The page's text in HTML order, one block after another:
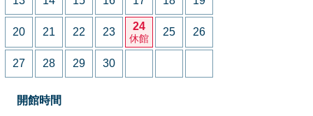
20 21 22 23 24
休館
25 26
27 28 29 30
開館時間